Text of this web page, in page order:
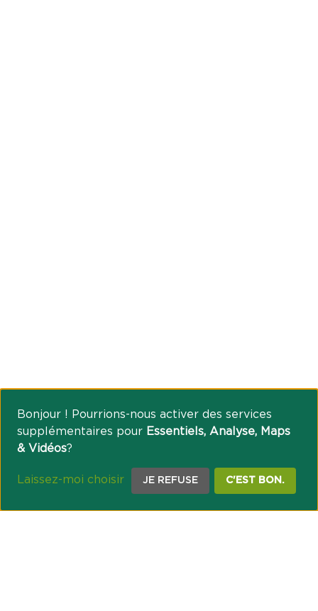
Bonjour ! Pourrions-nous activer des services
supplémentaires pour Essentiels, Analyse, Maps
& Vidéos?
Laissez-moi choisir JE REFUSE C'EST BON.